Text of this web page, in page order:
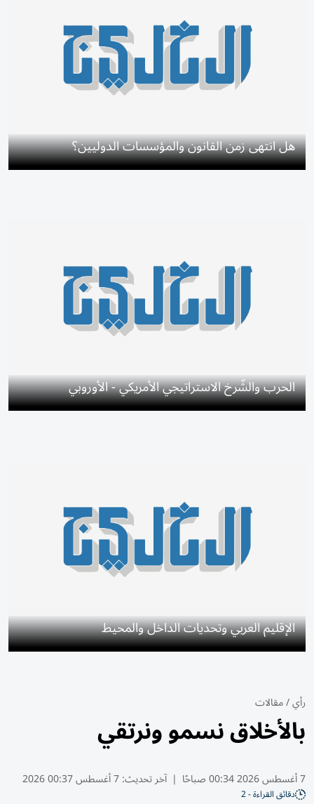
هل انتهى زمن القانون والمؤسسات الدوليين؟
الحرب والشّرخ الاستراتيجي الأمريكي - الأوروبي
الإقليم العربي وتحديات الداخل والمحيط
رأي/مقالات
بالأخلاق نسمو ونرتقي
7 أغسطس 2026 00:34 صباحًا | آخر تحديث:7 أغسطس 00:37 2026
دقائق القراءة - 2